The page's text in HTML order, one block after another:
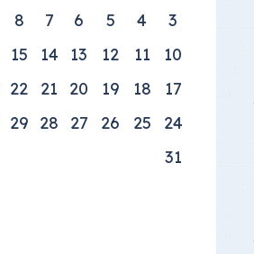
3
4
5
6
7
8
10
11
12
13
14
15
17
18
19
20
21
22
24
25
26
27
28
29
31